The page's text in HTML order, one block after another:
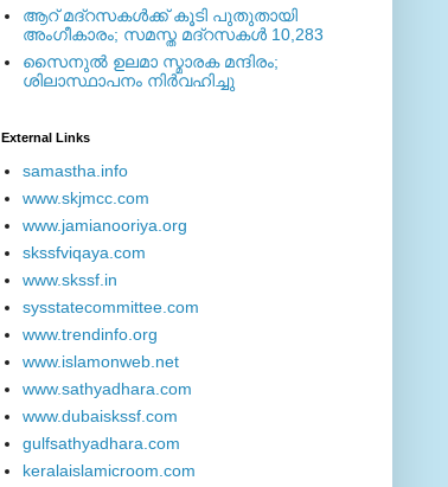
ആറ് മദ്റസകള്‍ക്ക് കൂടി പുതുതായി
അംഗീകാരം; സമസ്ത മദ്റസകള്‍ 10,283
സൈനുല്‍ ഉലമാ സ്മാരക മന്ദിരം;
ശിലാസ്ഥാപനം നിര്‍വഹിച്ചു
External ‎Links
samastha.info
www.skjmcc.com
www.jamianooriya.org
skssfviqaya.com
www.skssf.in
sysstatecommittee.com
www.trendinfo.org
www.islamonweb.net
www.sathyadhara.com
www.dubaiskssf.com
gulfsathyadhara.com
keralaislamicroom.com